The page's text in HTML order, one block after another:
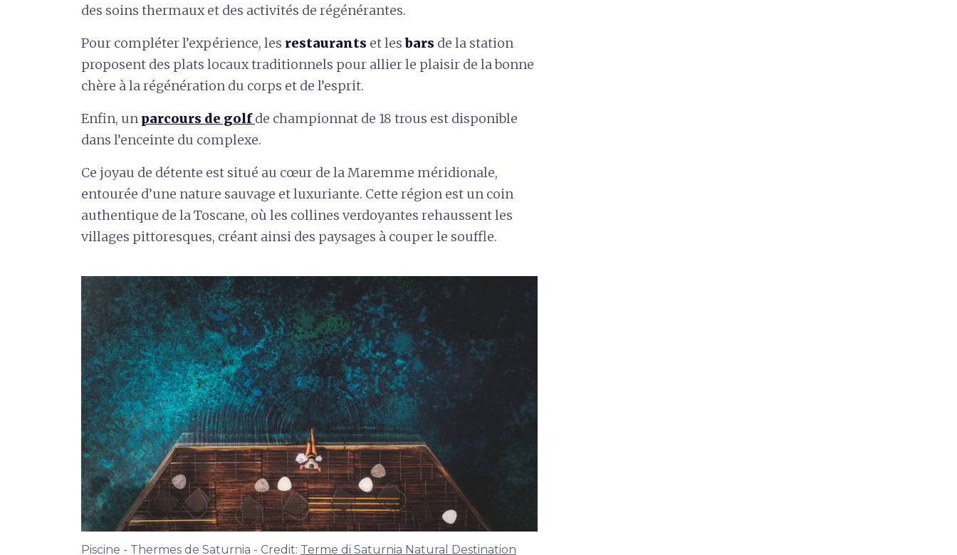
des soins thermaux et des activités de régénérantes.
Pour compléter l’expérience, les restaurants et lesbars de la station
proposent des plats locaux traditionnels pour allier le plaisir de la bonne
chère à la régénération du corps et de l’esprit.
Enfin, un parcours de golfde championnat de 18 trous est disponible
dans l’enceinte du complexe.
Ce joyau de détente est situé au cœur de la Maremme méridionale,
entourée d’une nature sauvage et luxuriante. Cette région est un coin
authentique de la Toscane, où les collines verdoyantes rehaussent les
villages pittoresques, créant ainsi des paysages à couper le souffle.
Piscine - Thermes de Saturnia - Credit: Terme di Saturnia Natural Destination